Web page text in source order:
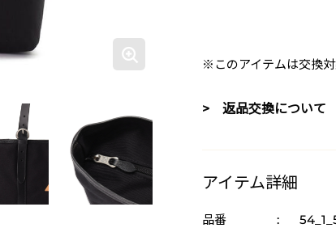
※このアイテムは交換
> 返品交換について
アイテム詳細
品番 :